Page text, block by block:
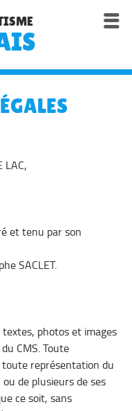

LAC,
et tenu par son
SACLET.
photos et images
CMS. Toute
représentation du
de plusieurs de ses
ce soit, sans